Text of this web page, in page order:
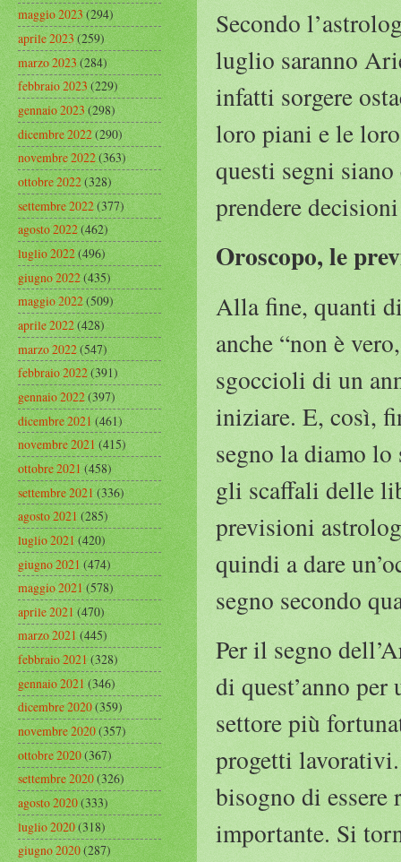
Secondo
luglio saranno
infatti sorgere
loro piani e le
questi segni
prendere
Oroscopo, le
Alla fine, quanti
anche “non è
sgoccioli di un
iniziare. E, così,
segno la diamo lo
gli scaffali delle
previsioni
quindi a dare
segno secondo
Per il segno
di quest’anno
settore più
progetti lavorativi.
bisogno di
importante. Si
maggio 2023(294)
aprile 2023(259)
marzo 2023(284)
febbraio 2023(229)
gennaio 2023(298)
dicembre 2022(290)
novembre 2022(363)
ottobre 2022(328)
settembre 2022(377)
agosto 2022(462)
luglio 2022(496)
giugno 2022(435)
maggio 2022(509)
aprile 2022(428)
marzo 2022(547)
febbraio 2022(391)
gennaio 2022(397)
dicembre 2021(461)
novembre 2021(415)
ottobre 2021(458)
settembre 2021(336)
agosto 2021(285)
luglio 2021(420)
giugno 2021(474)
maggio 2021(578)
aprile 2021(470)
marzo 2021(445)
febbraio 2021(328)
gennaio 2021(346)
dicembre 2020(359)
novembre 2020(357)
ottobre 2020(367)
settembre 2020(326)
agosto 2020(333)
luglio 2020(318)
giugno 2020(287)